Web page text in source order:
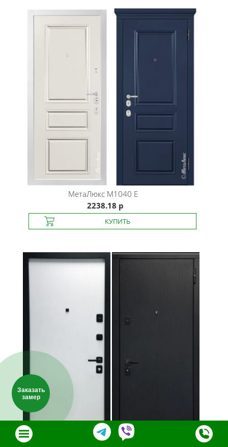
МетаЛюкс M1040 E
2238.18 р
Заказать
замер